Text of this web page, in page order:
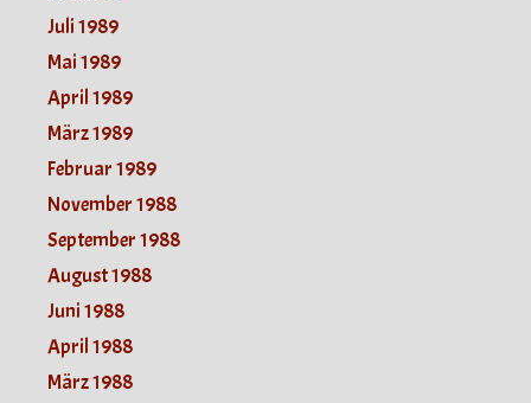
Juli 1989
Mai 1989
April 1989
März 1989
Februar 1989
November 1988
September 1988
August 1988
Juni 1988
April 1988
März 1988